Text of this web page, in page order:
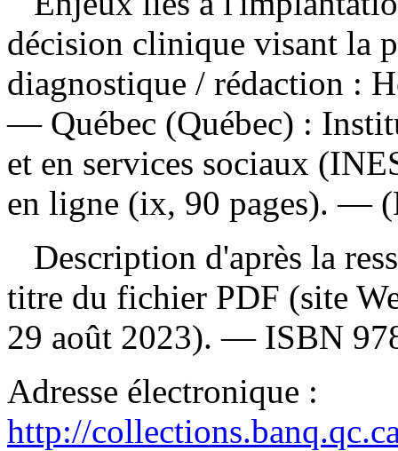
décision clinique visant la
diagnostique / rédaction :
— Québec (Québec) :
et en services sociaux
en ligne (ix, 90 pages). —
Description d'après la
titre du fichier PDF (site
29 août 2023). — ISBN
Adresse électronique :
http://